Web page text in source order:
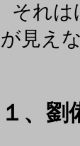
それは
が見え
１、劉